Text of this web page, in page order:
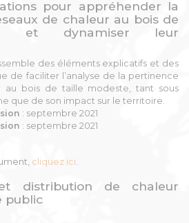
pour appréhender la
de chaleur au bois de
et dynamiser leur
des éléments explicatifs et des
de faciliter l’analyse de la pertinence
au bois de taille modeste, tant sous
que de son impact sur le territoire.
: septembre 2021
: septembre 2021
cliquez ici.
distribution de chaleur
public